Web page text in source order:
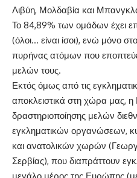
Λιβύη, Μολδαβία και
Το 84,89% των ομάδων έχει
(όλοι… είναι ίσοι), ενώ μόνο
πυρήνας ατόμων που
μελών τους.
Εκτός όμως από τις
αποκλειστικά στη χώρα μας,
δραστηριοποίησης μελών
εγκληματικών οργανώσεων,
και ανατολικών χωρών
Σερβίας), που διαπράττουν